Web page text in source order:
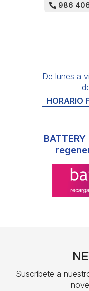
986
De lunes a
HORARIO
Suscríbete a